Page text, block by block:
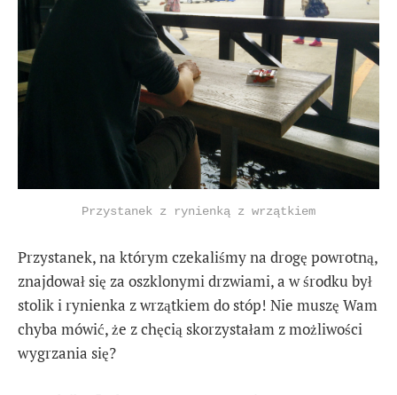
Przystanek z rynienką z wrzątkiem
Przystanek, na którym czekaliśmy na drogę powrotną,
znajdował się za oszklonymi drzwiami, a w środku był
stolik i rynienka z wrzątkiem do stóp! Nie muszę Wam
chyba mówić, że z chęcią skorzystałam z możliwości
wygrzania się?